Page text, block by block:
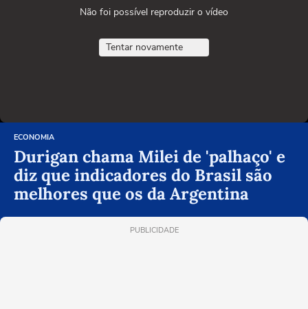
Não foi possível reproduzir o vídeo
Tentar novamente
ECONOMIA
Durigan chama Milei de 'palhaço' e
diz que indicadores do Brasil são
melhores que os da Argentina
PUBLICIDADE